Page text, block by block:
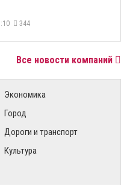
344
Все новости компаний
Экономика
Город
Дороги и транспорт
Культура